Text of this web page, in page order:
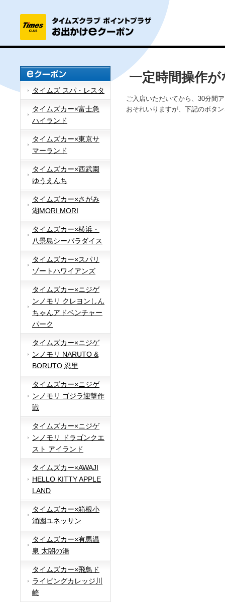
タイムズ スパ・レスタ
タイムズカー×富士急
ハイランド
タイムズカー×東京サ
マーランド
タイムズカー×西武園
ゆうえんち
タイムズカー×さがみ
湖MORI MORI
タイムズカー×横浜・
八景島シーパラダイス
タイムズカー×スパリ
ゾートハワイアンズ
タイムズカー×ニジゲ
ンノモリ クレヨンしん
ちゃんアドベンチャー
パーク
タイムズカー×ニジゲ
ンノモリ NARUTO &
BORUTO 忍里
タイムズカー×ニジゲ
ンノモリ ゴジラ迎撃作
戦
タイムズカー×ニジゲ
ンノモリ ドラゴンクエ
スト アイランド
タイムズカー×AWAJI
HELLO KITTY APPLE
LAND
タイムズカー×箱根小
涌園ユネッサン
タイムズカー×有馬温
泉 太閤の湯
タイムズカー×飛鳥ド
ライビングカレッジ川
崎
一定時間操作
ご入店いただいてから、30分間
おそれいりますが、下記のボタ